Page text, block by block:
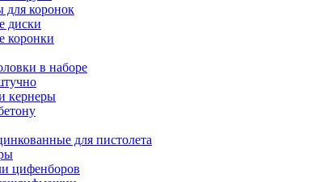
для коронок
диски
коронки
в наборе
кернеры
для пистолета
цифенборов